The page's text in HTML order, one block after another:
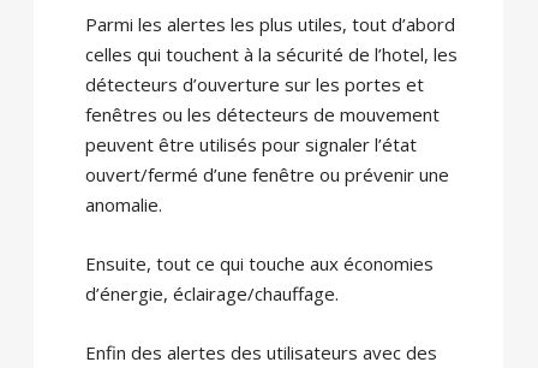
Parmi les alertes les plus utiles, tout d’abord
celles qui touchent à la sécurité de l’hotel, les
détecteurs d’ouverture sur les portes et
fenêtres ou les détecteurs de mouvement
peuvent être utilisés pour signaler l’état
ouvert/fermé d’une fenêtre ou prévenir une
anomalie.
Ensuite, tout ce qui touche aux économies
d’énergie, éclairage/chauffage.
Enfin des alertes des utilisateurs avec des